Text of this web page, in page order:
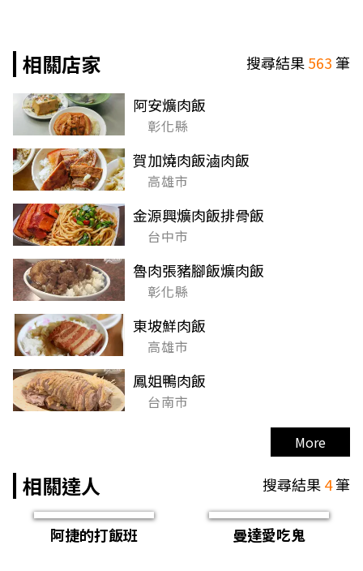
相關店家 搜尋結果563筆
阿安爌肉飯
彰化縣
賀加燒肉飯滷肉飯
高雄市
金源興爌肉飯排骨飯
台中市
魯肉張豬腳飯爌肉飯
彰化縣
東坡鮮肉飯
高雄市
鳳姐鴨肉飯
台南市
More
相關達人 搜尋結果4筆
阿捷的打飯班 曼達愛吃鬼